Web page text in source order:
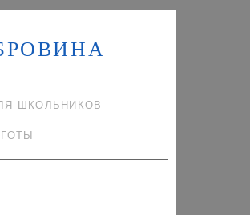
ШКОЛЬНИКОВ